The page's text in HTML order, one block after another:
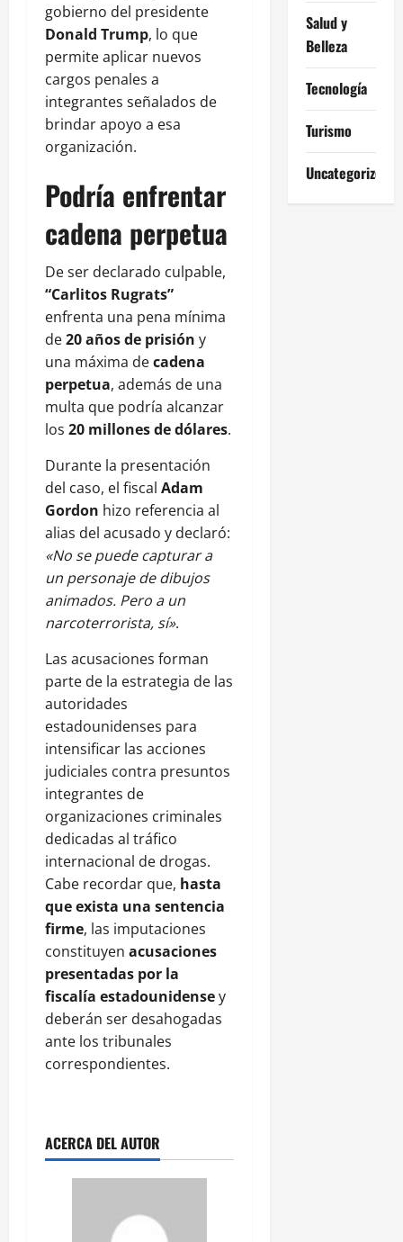
gobierno del presidente
Donald Trump, lo que
permite aplicar nuevos
cargos penales a
integrantes señalados de
brindar apoyo a esa
organización.
Podría enfrentar
cadena perpetua
De ser declarado culpable,
“Carlitos Rugrats”
enfrenta una pena mínima
de20 años de prisión y
una máxima decadena
perpetua, además de una
multa que podría alcanzar
los 20 millones de dólares.
Durante la presentación
del caso, el fiscal Adam
Gordon hizo referencia al
alias del acusado y declaró:
«No se puede capturar a
un personaje de dibujos
animados. Pero a un
narcoterrorista, sí».
Las acusaciones forman
parte de la estrategia de las
autoridades
estadounidenses para
intensificar las acciones
judiciales contra presuntos
integrantes de
organizaciones criminales
dedicadas al tráfico
internacional de drogas.
Cabe recordar que, hasta
que exista una sentencia
firme, las imputaciones
constituyen acusaciones
presentadas por la
fiscalía estadounidensey
deberán ser desahogadas
ante los tribunales
correspondientes.
ACERCA DEL AUTOR
Salud y
Belleza
Tecnología
Turismo
Uncategorized